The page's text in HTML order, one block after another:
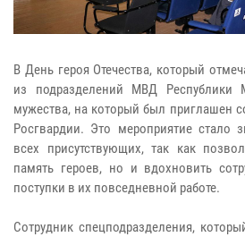
В День героя Отечества, который
из подразделений МВД
мужества, на который был приглашен
Росгвардии. Это мероприятие стало
всех присутствующих, так как
память героев, но и вдохновить
поступки в их повседневной работе.
Сотрудник спецподразделения,